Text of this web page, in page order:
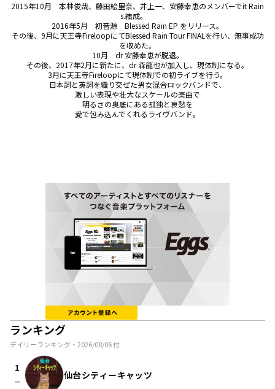
2015年10月　本林俊哉、藤田絵里奈、井上一、安藤幸恵のメンバーでit Rain
s.結成。
2016年5月　初音源　Blessed Rain EP をリリース。
その後、9月に天王寺FireloopにてBlessed Rain Tour FINALを行い、無事成功
を収めた。
10月　dr 安藤幸恵が脱退。
その後、2017年2月に新たに、dr 森龍也が加入し、現体制になる。
3月に天王寺Fireloopにて現体制での初ライブを行う。
日本詞と英詞を織り交ぜた男女混合ロックバンドで、
激しい表現や壮大なスケールの楽曲で
明るさの奥底にある孤独と哀愁を
愛で包み込んでくれるライヴバンド。
ランキング
デイリーランキング・ 2026/08/06付
1
check_indeterminate_small 仙台シティーキャッツ